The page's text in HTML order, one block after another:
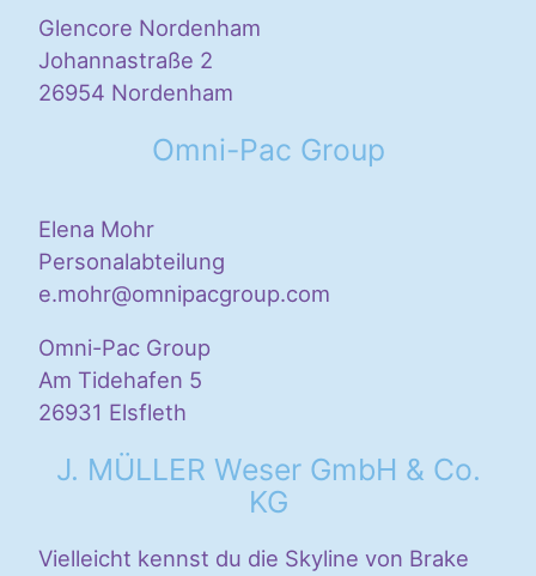
Glencore Nordenham
Johannastraße 2
26954 Nordenham
Omni-Pac Group
Elena Mohr
Personalabteilung
e.mohr@omnipacgroup.com
Omni-Pac Group
Am Tidehafen 5
26931 Elsfleth
J. MÜLLER Weser GmbH & Co.
KG
Vielleicht kennst du die Skyline von Brake